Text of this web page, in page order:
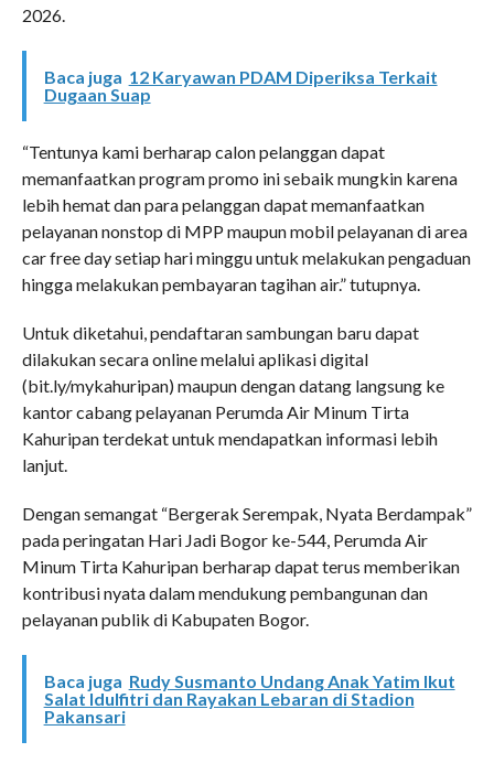
2026.
Baca juga 12 Karyawan PDAM Diperiksa Terkait
Dugaan Suap
“Tentunya kami berharap calon pelanggan dapat
memanfaatkan program promo ini sebaik mungkin karena
lebih hemat dan para pelanggan dapat memanfaatkan
pelayanan nonstop di MPP maupun mobil pelayanan di area
car free day setiap hari minggu untuk melakukan pengaduan
hingga melakukan pembayaran tagihan air.” tutupnya.
Untuk diketahui, pendaftaran sambungan baru dapat
dilakukan secara online melalui aplikasi digital
(bit.ly/mykahuripan) maupun dengan datang langsung ke
kantor cabang pelayanan Perumda Air Minum Tirta
Kahuripan terdekat untuk mendapatkan informasi lebih
lanjut.
Dengan semangat “Bergerak Serempak, Nyata Berdampak”
pada peringatan Hari Jadi Bogor ke-544, Perumda Air
Minum Tirta Kahuripan berharap dapat terus memberikan
kontribusi nyata dalam mendukung pembangunan dan
pelayanan publik di Kabupaten Bogor.
Baca juga Rudy Susmanto Undang Anak Yatim Ikut
Salat Idulfitri dan Rayakan Lebaran di Stadion
Pakansari